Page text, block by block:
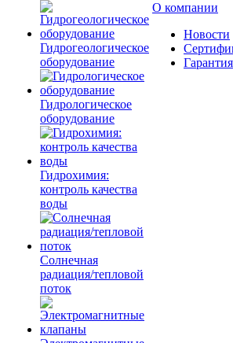
Гидрогеологическое
оборудование
Гидрологическое
оборудование
Гидрохимия:
контроль качества
воды
Солнечная
радиация/тепловой
поток
О компании
Новости
Гарантия